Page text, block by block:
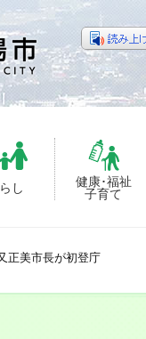
し
健康･福祉
子育て
正美市長が初登庁